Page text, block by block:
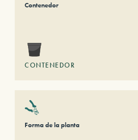
Contenedor
CONTENEDOR
Forma de la planta